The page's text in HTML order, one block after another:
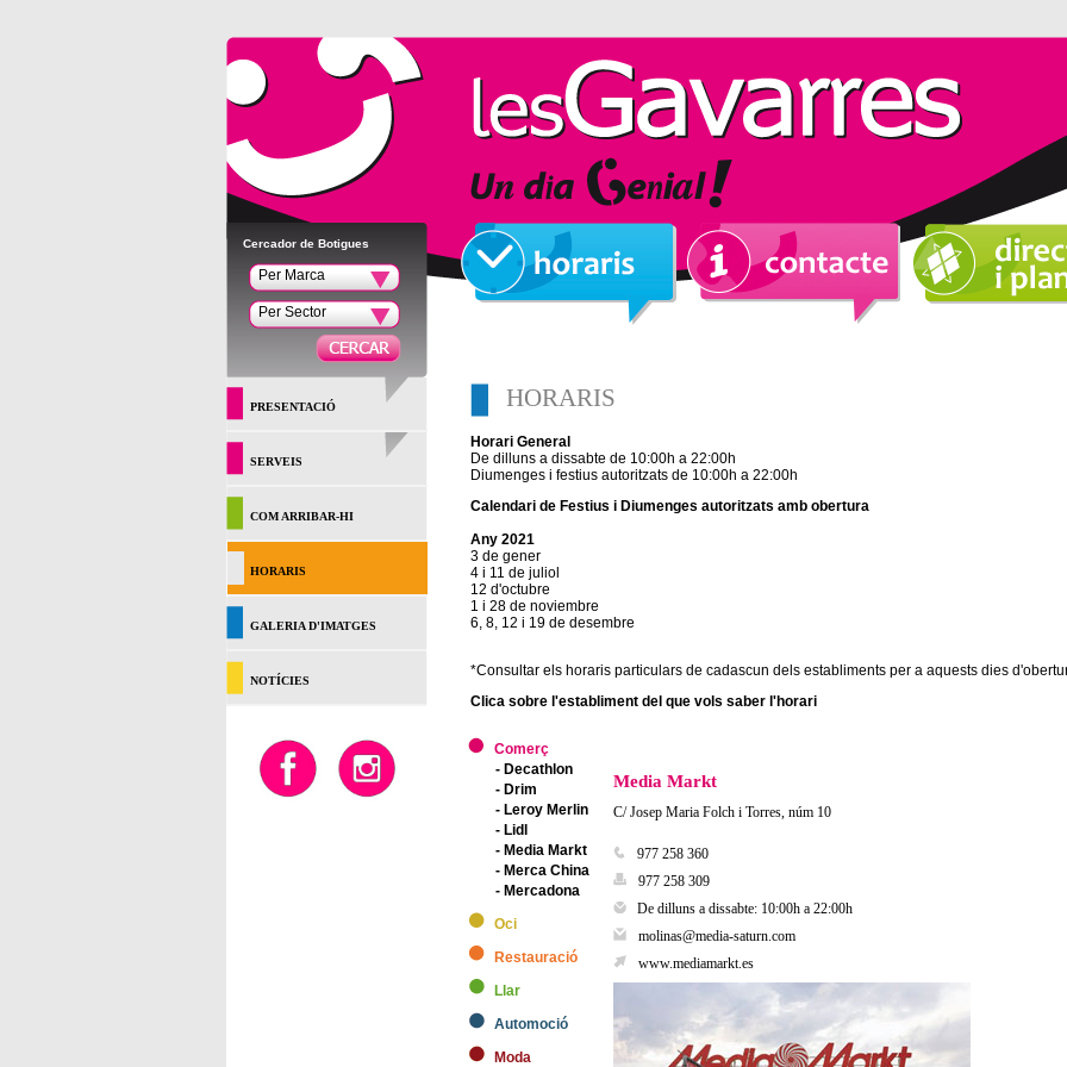
Cercador de Botigues
Per Marca
Per Sector
PRESENTACIÓ
SERVEIS
COM ARRIBAR-HI
HORARIS
GALERIA D'IMATGES
NOTÍCIES
HORARIS
Horari General
De dilluns a dissabte de 10:00h a 22:00h
Diumenges i festius autoritzats de 10:00h a 22:00h
Calendari de Festius i Diumenges autoritzats amb obertura
Any 2021
3 de gener
4 i 11 de juliol
12 d'octubre
1 i 28 de noviembre
6, 8, 12 i 19 de desembre
*Consultar els horaris particulars de cadascun dels establiments per a aquests dies
Clica sobre l'establiment del que vols saber l'horari
Comerç
- Decathlon
- Drim
- Leroy Merlin
- Lidl
- Media Markt
- Merca China
- Mercadona
Oci
Restauració
Llar
Automoció
Moda
Media Markt
C/ Josep Maria Folch i Torres, núm 10
977 258 360
977 258 309
De dilluns a dissabte: 10:00h a 22:00h
molinas@media-saturn.com
www.mediamarkt.es